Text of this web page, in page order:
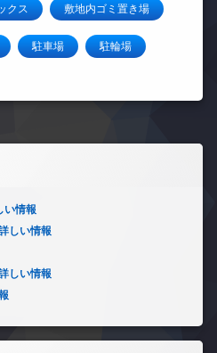
クス 敷地内ゴミ置き場
駐車場 駐輪場
い情報
しい情報
しい情報